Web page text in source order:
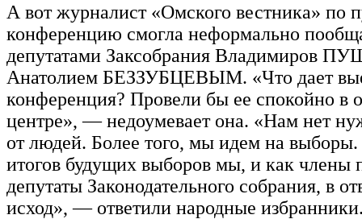
А вот журналист «Омского вестника» по
конференцию смогла неформально
депутатами Заксобрания Владимиров
Анатолием БЕЗЗУБЦЕВЫМ. «Что дает
конференция? Провели бы ее спокойно в
центре», — недоумевает она. «Нам нет
от людей. Более того, мы идем на
итогов будущих выборов мы, и как члены
депутаты Законодательного собрания, в
исход», — ответили народные